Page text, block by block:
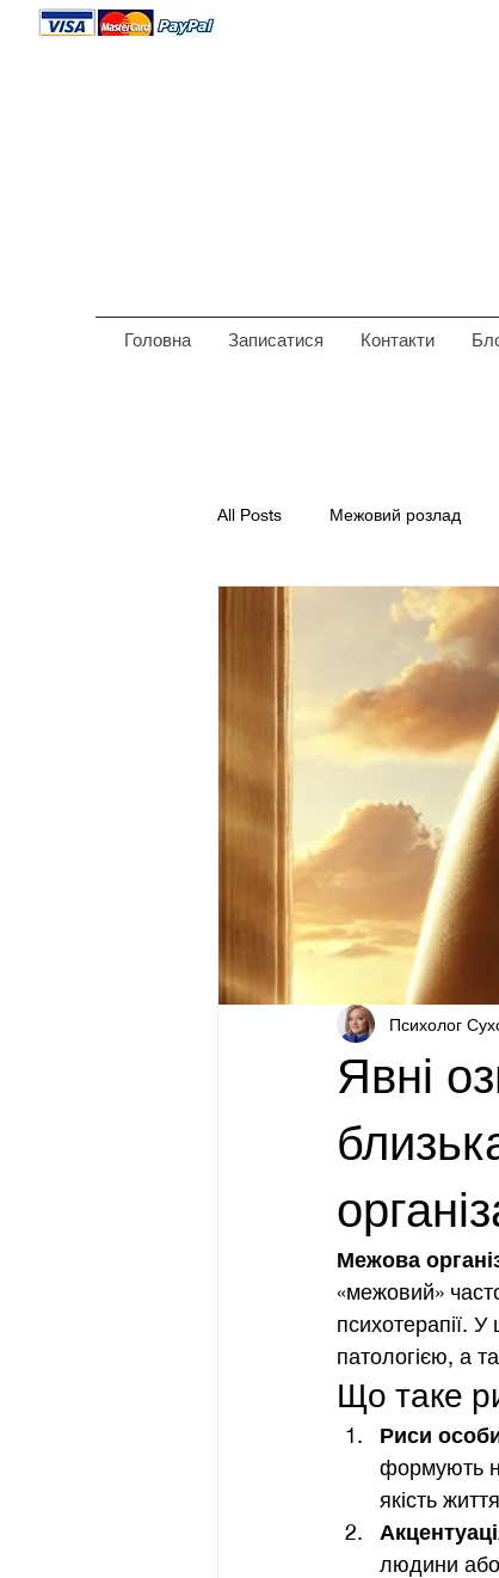
Головна Записатися Контакти
All Posts Межовий розлад
Про психологію для
Явні
Психолог
Межова
«межовий»
психотерапії. У
патологією, а
Що таке
Риси
формують
якість
людини або